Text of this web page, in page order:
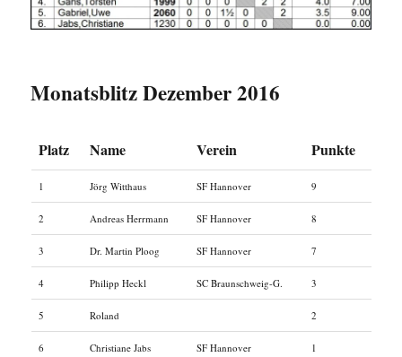
Monatsblitz Dezember 2016
Platz Name Verein Punkte
1 Jörg Witthaus SF Hannover 9
2 Andreas Herrmann SF Hannover 8
3 Dr. Martin Ploog SF Hannover 7
4 Philipp Heckl SC Braunschweig-G. 3
5 Roland 2
6 Christiane Jabs SF Hannover 1